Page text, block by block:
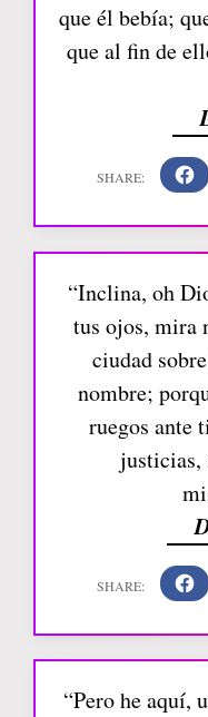
que él bebía;
que al fin de
“Inclina, oh
tus ojos, mira
ciudad
nombre;
ruegos ante
justicias,
“Pero he aquí,